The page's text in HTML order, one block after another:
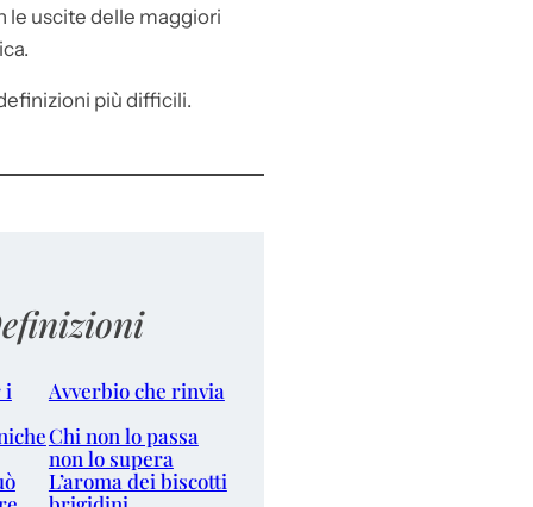
le uscite delle maggiori
più difficili.
i
Avverbio che rinvia
Chi non lo passa
non lo supera
L’aroma dei biscotti